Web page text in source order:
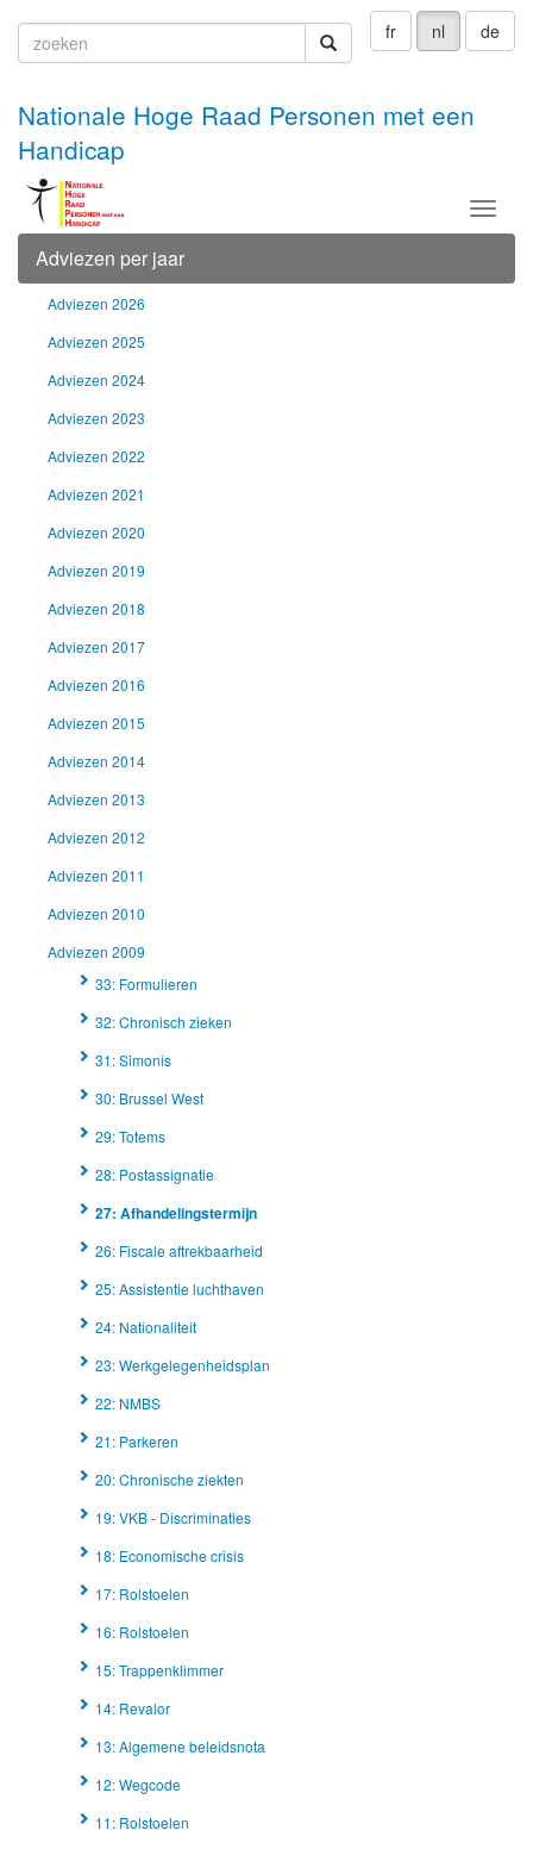
fr nl de
zoeken
Nationale Hoge Raad Personen met een
Handicap
Menu
Adviezen per jaar
Adviezen 2026
Adviezen 2025
Adviezen 2024
Adviezen 2023
Adviezen 2022
Adviezen 2021
Adviezen 2020
Adviezen 2019
Adviezen 2018
Adviezen 2017
Adviezen 2016
Adviezen 2015
Adviezen 2014
Adviezen 2013
Adviezen 2012
Adviezen 2011
Adviezen 2010
Adviezen 2009
33: Formulieren
32: Chronisch zieken
31: Simonis
30: Brussel West
29: Totems
28: Postassignatie
27: Afhandelingstermijn
26: Fiscale aftrekbaarheid
25: Assistentie luchthaven
24: Nationaliteit
23: Werkgelegenheidsplan
22: NMBS
21: Parkeren
20: Chronische ziekten
19: VKB - Discriminaties
18: Economische crisis
17: Rolstoelen
16: Rolstoelen
15: Trappenklimmer
14: Revalor
13: Algemene beleidsnota
12: Wegcode
11: Rolstoelen